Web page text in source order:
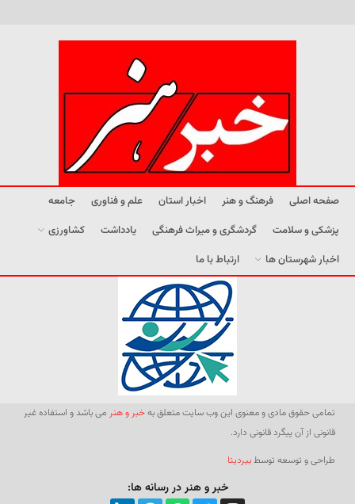
صفحه اصلی فرهنگ و هنر اخبار استان علم و فناوری
جامعه
پزشکی و سلامت
گردشگری و میراث فرهنگی یادداشت
کشاورزی
اخبار شهرستان ها
ارتباط با ما
تمامی حقوق مادی و معنوی این وب سایت متعلق بهخبر و هنر می باشد و استفاده غیر
قانونی از آن پیگرد قانونی دارد.
طراحی و توسعه توسطبیردیتا
خبر و هنر در رسانه ها: